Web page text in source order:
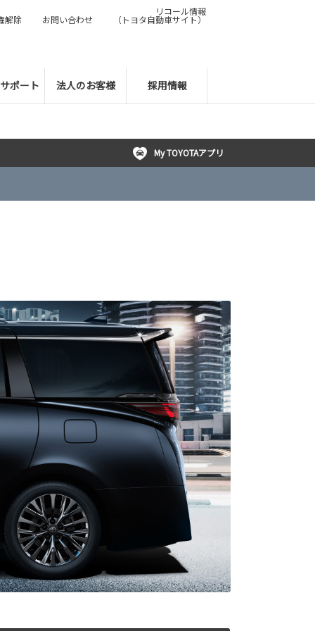
ポート 法人のお客様 採用情報
解除 お問い合わせ
リコール情報
（トヨタ自動車サイト）
My TOYOTAアプリ